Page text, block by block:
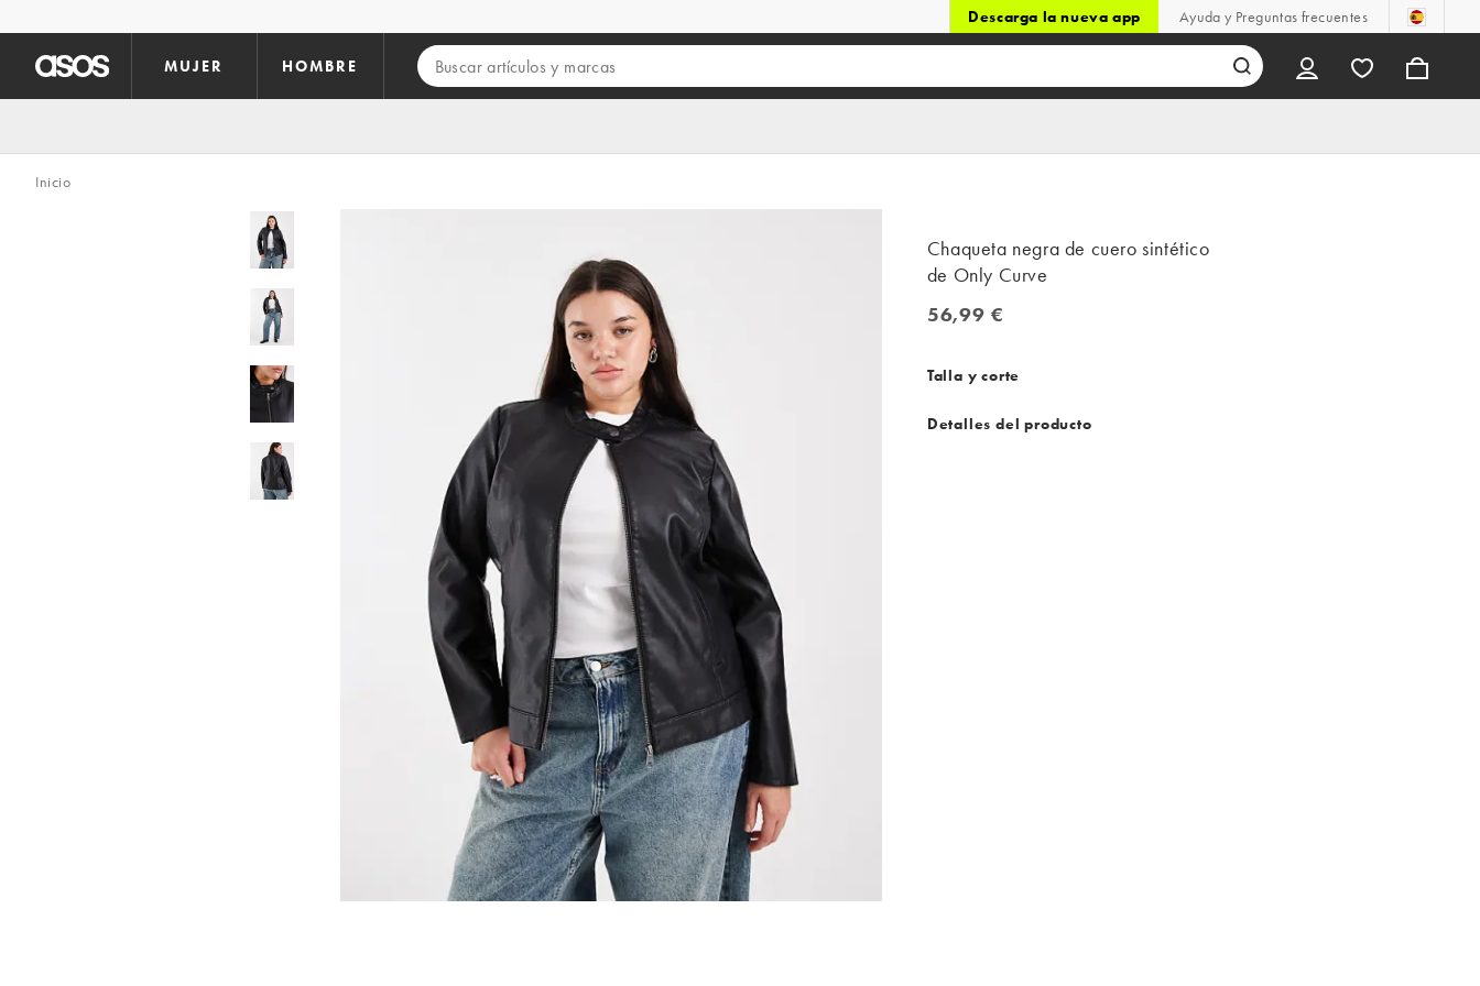
Descarga la nueva app Ayuda y Preguntas frecuentes
MUJER HOMBRE
Inicio
Chaqueta negra de cuero sintético
de Only Curve
56,99 €
56,99 €
Talla y corte
Detalles del producto